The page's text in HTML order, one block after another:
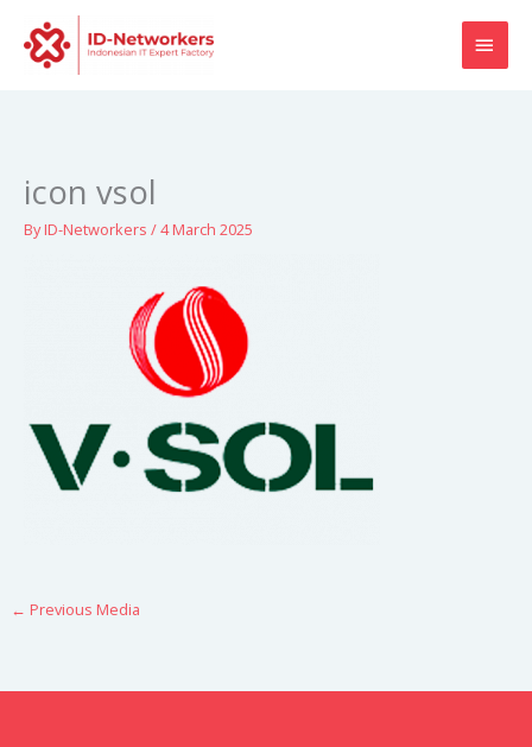
content
icon vsol
ByID-Networkers /4 March 2025
← Previous Media